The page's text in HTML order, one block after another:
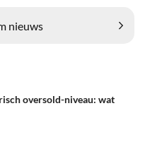
nieuws
oversold-niveau: wat